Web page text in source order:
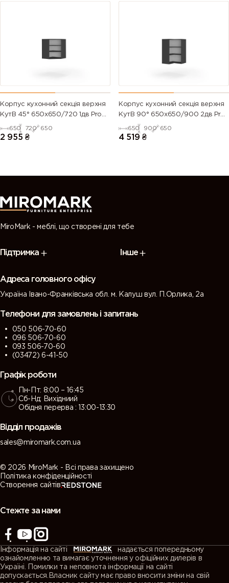
Корпус кухонний секцiя верхня
КутВ 45° 650х650/720 1дв Pro
650 720 650
2 955 ₴
Корпус кухонний секцiя верхня
КутВ 90° 650х650/900 2дв Pro
650 900 650
4 519 ₴
MiroMark - меблі, що створені для тебе
Підтримка Інше
Адреса головного офісу
Україна Івано-Франківська обл. м. Калуш вул. П.Орлика, 2а
Телефони для замовлень і запитань
050 506-70-60
096 506-70-60
093 506-70-60
(03472) 6-41-50
Графік роботи
Пн-Пт: 8:00 – 16:45
Сб-Нд: Вихідниий
Обідня перерва : 13:00-13:30
Відділ продажів
sales@miromark.com.ua
© 2026 MiroMark - Всі права захищено
Політика конфіденційності
Створення сайтів
Стежте за нами
Інформація на сайті
надається попередньому
ознайомленню та вимагає уточнення у офіційних дилерів в
Україні. Помилки та неповнота інформації на сайті
допускається.Власник сайту має право вносити зміни на свій